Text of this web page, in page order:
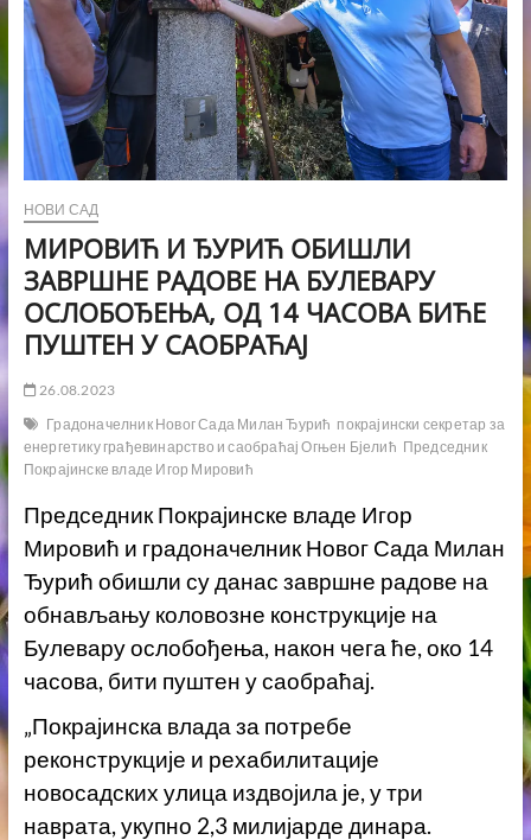
НОВИ САД
МИРОВИЋ И ЂУРИЋ ОБИШЛИ
ЗАВРШНЕ РАДОВЕ НА БУЛЕВАРУ
ОСЛОБОЂЕЊА, ОД 14 ЧАСОВА БИЋЕ
ПУШТЕН У САОБРАЋАЈ
26.08.2023
Градоначелник Новог Сада Милан Ђурић покрајински секретар за
енергетику грађевинарство и саобраћај Огњен Бјелић Председник
Покрајинске владе Игор Мировић
Председник Покрајинске владе Игор
Мировић и градоначелник Новог Сада Милан
Ђурић обишли су данас завршне радове на
обнављању коловозне конструкције на
Булевару ослобођења, након чега ће, око 14
часова, бити пуштен у саобраћај.
„Покрајинска влада за потребе
реконструкције и рехабилитације
новосадских улица издвојила је, у три
наврата, укупно 2,3 милијарде динара.